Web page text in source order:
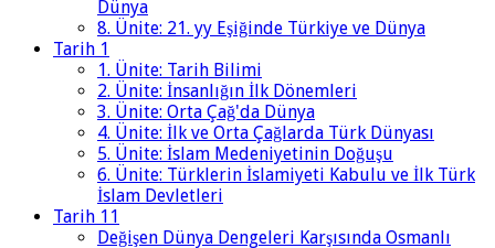
Dünya
8. Ünite: 21. yy Eşiğinde Türkiye ve Dünya
Tarih 1
1. Ünite: Tarih Bilimi
2. Ünite: İnsanlığın İlk Dönemleri
3. Ünite: Orta Çağ'da Dünya
4. Ünite: İlk ve Orta Çağlarda Türk Dünyası
5. Ünite: İslam Medeniyetinin Doğuşu
6. Ünite: Türklerin İslamiyeti Kabulu ve İlk Türk
İslam Devletleri
Tarih 11
Değişen Dünya Dengeleri Karşısında Osmanlı